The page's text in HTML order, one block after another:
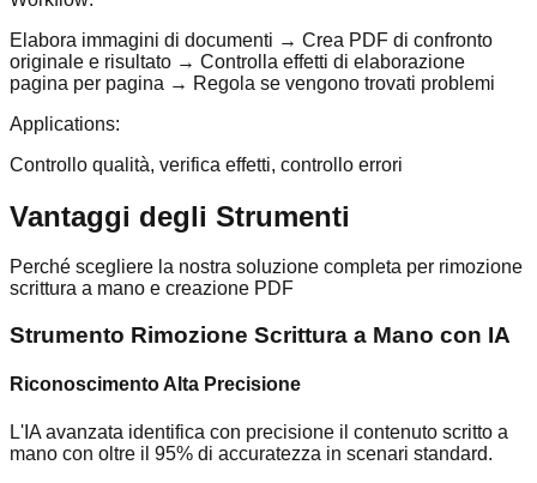
Elabora immagini di documenti → Crea PDF di confronto
originale e risultato → Controlla effetti di elaborazione
pagina per pagina → Regola se vengono trovati problemi
Applications:
Controllo qualità, verifica effetti, controllo errori
Vantaggi degli Strumenti
Perché scegliere la nostra soluzione completa per rimozione
scrittura a mano e creazione PDF
Strumento Rimozione Scrittura a Mano con IA
Riconoscimento Alta Precisione
L'IA avanzata identifica con precisione il contenuto scritto a
mano con oltre il 95% di accuratezza in scenari standard.